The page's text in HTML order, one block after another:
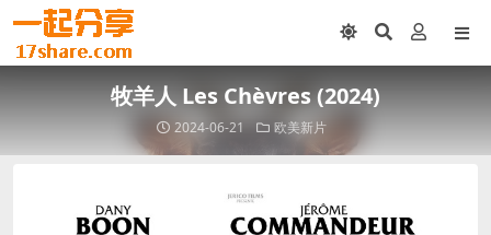
牧羊人 Les Chèvres (2024)
2024-06-21 欧美新片